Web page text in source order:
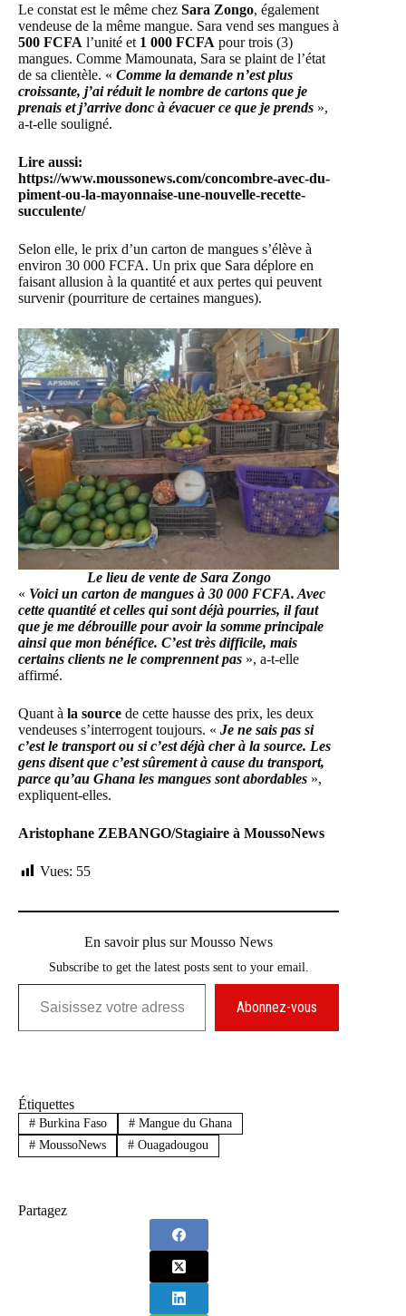
Le constat est le même chez Sara Zongo, également
vendeuse de la même mangue. Sara vend ses mangues à
500 FCFA l’unité et 1 000 FCFA pour trois (3)
mangues. Comme Mamounata, Sara se plaint de l’état
de sa clientèle. « Comme la demande n’est plus
croissante, j’ai réduit le nombre de cartons que je
prenais et j’arrive donc à évacuer ce que je prends »,
a-t-elle souligné.
Lire aussi:
https://www.moussonews.com/concombre-avec-du-
piment-ou-la-mayonnaise-une-nouvelle-recette-
succulente/
Selon elle, le prix d’un carton de mangues s’élève à
environ 30 000 FCFA. Un prix que Sara déplore en
faisant allusion à la quantité et aux pertes qui peuvent
survenir (pourriture de certaines mangues).
Le lieu de vente de Sara Zongo
« Voici un carton de mangues à 30 000 FCFA. Avec
cette quantité et celles qui sont déjà pourries, il faut
que je me débrouille pour avoir la somme principale
ainsi que mon bénéfice. C’est très difficile, mais
certains clients ne le comprennent pas », a-t-elle
affirmé.
Quant à la source de cette hausse des prix, les deux
vendeuses s’interrogent toujours. « Je ne sais pas si
c’est le transport ou si c’est déjà cher à la source. Les
gens disent que c’est sûrement à cause du transport,
parce qu’au Ghana les mangues sont abordables »,
expliquent-elles.
Aristophane ZEBANGO/Stagiaire à MoussoNews
Vues: 55
En savoir plus sur Mousso News
Subscribe to get the latest posts sent to your email.
Saisissez votre adresse e-mail…
Abonnez-vous
Étiquettes
#Burkina Faso #Mangue du Ghana
#MoussoNews #Ouagadougou
Partagez